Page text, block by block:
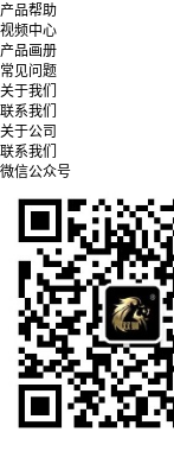
产品帮助
视频中心
产品画册
常见问题
关于我们
联系我们
关于公司
联系我们
微信公众号